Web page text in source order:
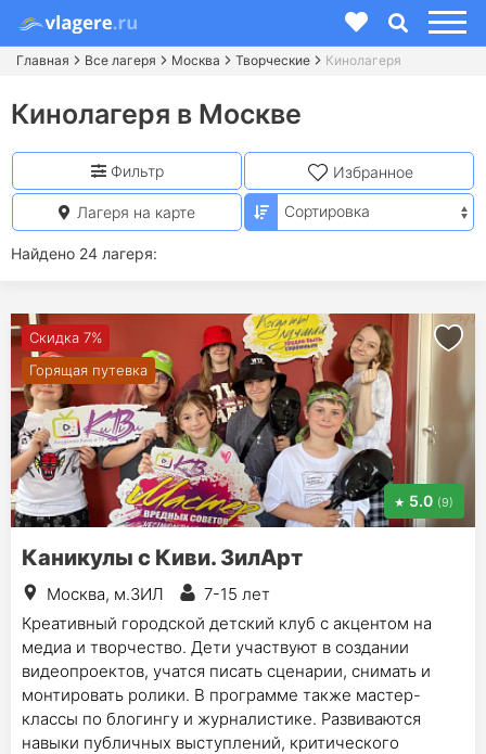
Главная Все лагеря Москва Творческие Кинолагеря
Кинолагеря в Москве
Найдено 24 лагеря:
Фильтр Избранное
Лагеря на карте
Скидка 7%
Горящая путевка
5.0 (9)
Каникулы с Киви. ЗилАрт
Москва, м.ЗИЛ
7-15 лет
Креативный городской детский клуб с акцентом на
медиа и творчество. Дети участвуют в создании
видеопроектов, учатся писать сценарии, снимать и
монтировать ролики. В программе также мастер-
классы по блогингу и журналистике. Развиваются
навыки публичных выступлений, критического